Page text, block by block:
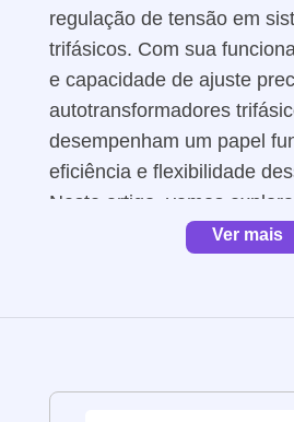
regulação de tensão em
trifásicos. Com sua
e capacidade de ajuste
autotransformadores
desempenham um papel
eficiência e flexibilidade
Neste artigo, vamos
desses transformadores
regulação de tensão em
Ver mais